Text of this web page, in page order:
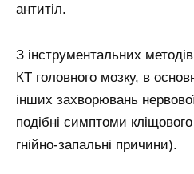
антитіл.
З інструментальних
КТ головного мозку, в
інших захворювань
подібні симптоми
гнійно-запальні причини).